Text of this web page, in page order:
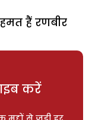
हैं रणबीर
करें